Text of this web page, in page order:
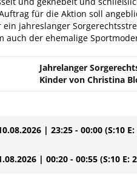
für die Aktion soll
ein jahreslanger
auch der ehemalige
Jahrelanger
Kinder von Christina
| 23:25 - 00:00 (S:10
| 00:20 - 00:55 (S:10 E: